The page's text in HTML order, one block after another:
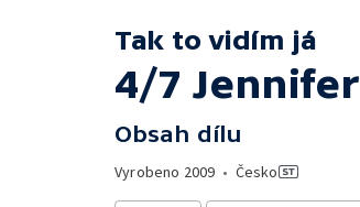
Tak to vidím já
4/7 Jennifer
Obsah dílu
Vyrobeno 2009 • Česko